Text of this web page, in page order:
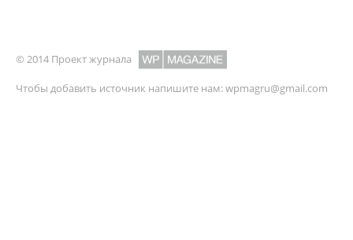
© 2014 Проект журнала
Чтобы добавить источник напишите нам:wpmagru@gmail.com